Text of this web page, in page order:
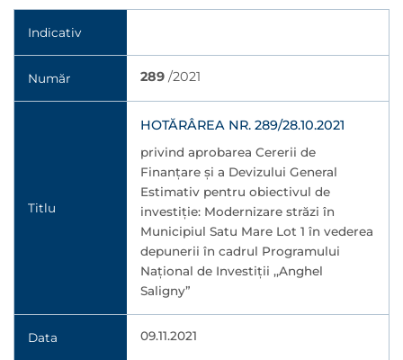
Indicativ
Număr 289 /2021
Titlu
HOTĂRÂREA NR. 289/28.10.2021
privind aprobarea Cererii de
Finanțare și a Devizului General
Estimativ pentru obiectivul de
investiție: Modernizare străzi în
Municipiul Satu Mare Lot 1 în vederea
depunerii în cadrul Programului
Național de Investiții ,,Anghel
Saligny”
Data 09.11.2021